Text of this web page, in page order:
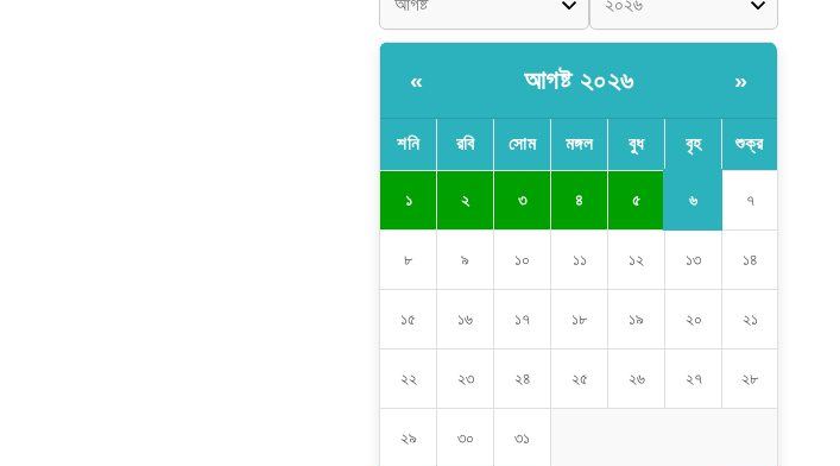
« আগষ্ট ২০২৬ »
শনি রবি সোম মঙ্গল বুধ বৃহ শুক্র
১ ২ ৩ ৪ ৫ ৬ ৭
৮ ৯ ১০ ১১ ১২ ১৩ ১৪
১৫ ১৬ ১৭ ১৮ ১৯ ২০ ২১
২২ ২৩ ২৪ ২৫ ২৬ ২৭ ২৮
২৯ ৩০ ৩১